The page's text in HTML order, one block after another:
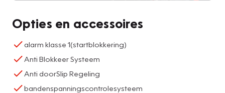
Opties en accessoires
alarm klasse 1(startblokkering)
Anti Blokkeer Systeem
Anti doorSlip Regeling
bandenspanningscontrolesysteem